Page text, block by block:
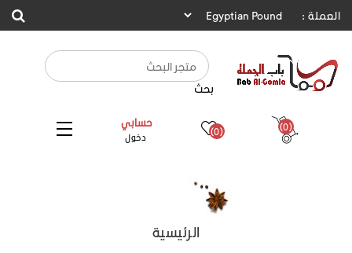
العملة :
بحث
حسابي
دخول (0) (0)
الرئيسية